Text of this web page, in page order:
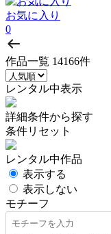
お気に入り
0
作品一覧 14166件
レンタル中表示
詳細条件から探す
条件リセット
レンタル中作品
表示する
表示しない
モチーフ